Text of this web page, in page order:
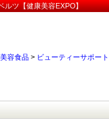
ルツ【健康美容EXPO】
美容食品 > ビューティーサポー